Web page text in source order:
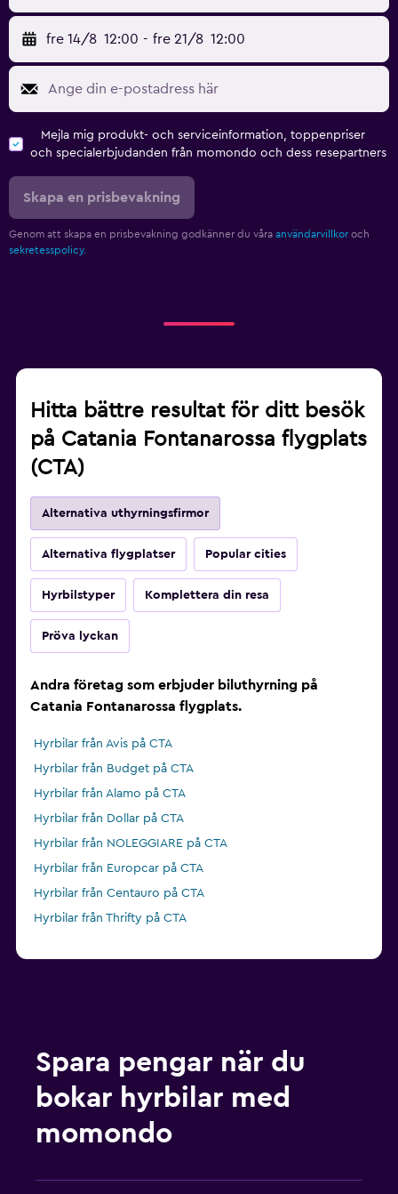
fre 14/8 12:00 - fre 21/8 12:00
Mejla mig produkt- och serviceinformation, toppenpriser
och specialerbjudanden från momondo och dess resepartners
Skapa en prisbevakning
Genom att skapa en prisbevakning godkänner du våra användarvillkor och
sekretesspolicy.
Hitta bättre resultat för ditt besök
på Catania Fontanarossa flygplats
(CTA)
Alternativa uthyrningsfirmor
Alternativa flygplatser Popular cities
Hyrbilstyper Komplettera din resa
Pröva lyckan
Andra företag som erbjuder biluthyrning på
Catania Fontanarossa flygplats.
Hyrbilar från Avis på CTA
Hyrbilar från Budget på CTA
Hyrbilar från Alamo på CTA
Hyrbilar från Dollar på CTA
Hyrbilar från NOLEGGIARE på CTA
Hyrbilar från Europcar på CTA
Hyrbilar från Centauro på CTA
Hyrbilar från Thrifty på CTA
Spara pengar när du
bokar hyrbilar med
momondo